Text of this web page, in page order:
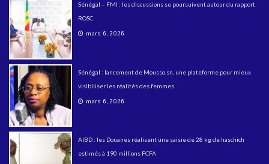
Sénégal – FMI : les discussions se poursuivent autour du rapport
ROSC
mars 6, 2026
Sénégal : lancement de Mousso.sn, une plateforme pour mieux
visibiliser les réalités des femmes
mars 6, 2026
AIBD : les Douanes réalisent une saisie de 28 kg de haschich
estimés à 190 millions FCFA